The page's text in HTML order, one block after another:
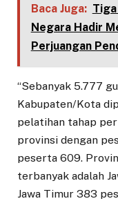
Baca Juga:
Negara Hadir
Perjuangan
“Sebanyak 5.777
Kabupaten/Kota
pelatihan tahap
provinsi dengan
peserta 609.
terbanyak adalah
Jawa Timur 383